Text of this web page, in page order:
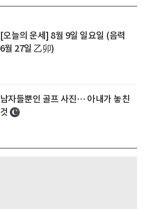
[오늘의 운세] 8월 9일 일요일 (음력
6월 27일 乙卯)
남자들뿐인 골프 사진… 아내가 놓친
것